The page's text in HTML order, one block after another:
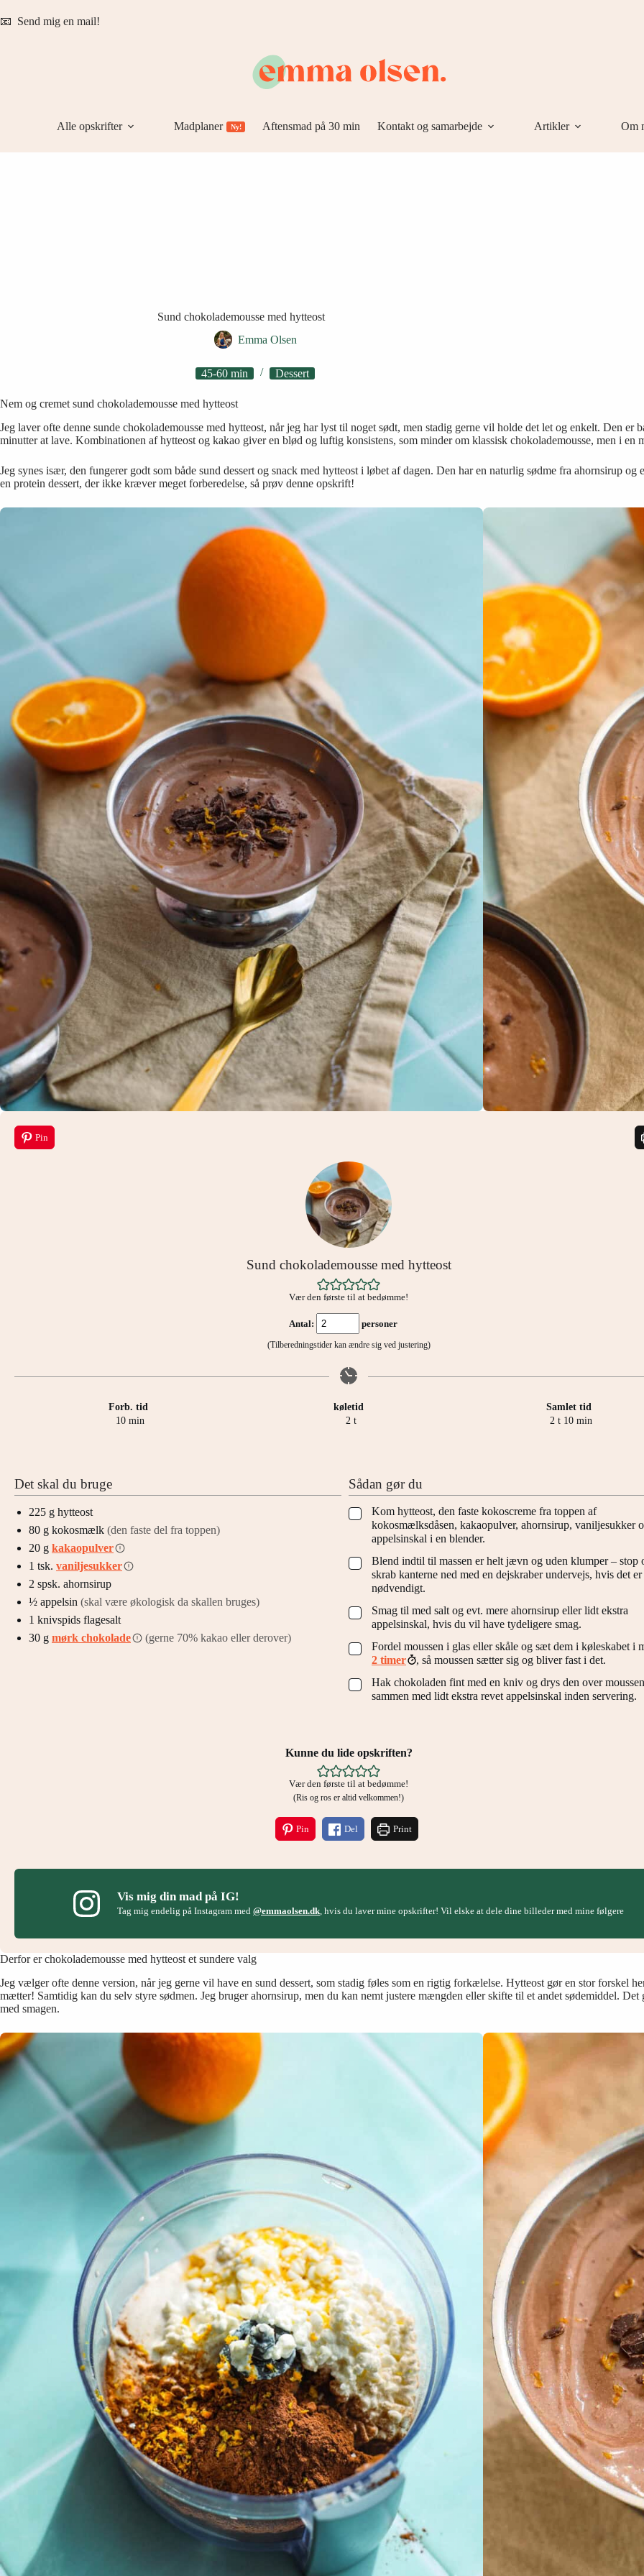
til
📧 Send mig en mail!
Alle opskrifter Madplaner Ny! Aftensmad på 30 min Kontakt og samarbejde Artikler Om
Sund chokolademousse med hytteost
Emma Olsen
45-60 min Dessert
Nem og cremet sund chokolademousse med hytteost
Jeg laver ofte denne sunde chokolademousse med hytteost, når jeg har lyst til noget sødt, men stadig gerne vil holde det let og enkelt. Den
minutter at lave. Kombinationen af hytteost og kakao giver en blød og luftig konsistens, som minder om klassisk chokolademousse, men i en
Jeg synes især, den fungerer godt som både sund dessert og snack med hytteost i løbet af dagen. Den har en naturlig sødme fra ahornsirup
en protein dessert, der ikke kræver meget forberedelse, så prøv denne opskrift!
Pin
Sund chokolademousse med hytteost
Vær den første til at bedømme!
Antal: personer
(Tilberedningstider kan ændre sig ved justering)
Forb. tid
10minutter
min
køletid
2timer
t
Samlet tid
2 timer
t 10minutter
min
Det skal du bruge
225 g hytteost
80 g kokosmælk (den faste del fra toppen)
20 g kakaopulver
1 tsk. vaniljesukker
2 spsk. ahornsirup
½ appelsin (skal være økologisk da skallen bruges)
1 knivspids flagesalt
30 g mørk chokolade (gerne 70% kakao eller derover)
Sådan gør du
▢
Kom hytteost, den faste kokoscreme fra toppen af
kokosmælksdåsen, kakaopulver, ahornsirup, vaniljesukker
appelsinskal i en blender.
▢
Blend indtil til massen er helt jævn og uden klumper – stop
skrab kanterne ned med en dejskraber undervejs, hvis det er
nødvendigt.
▢
Smag til med salt og evt. mere ahornsirup eller lidt ekstra
appelsinskal, hvis du vil have tydeligere smag.
▢
Fordel moussen i glas eller skåle og sæt dem i køleskabet i
2 timer
, så moussen sætter sig og bliver fast i det.
▢
Hak chokoladen fint med en kniv og drys den over moussen
sammen med lidt ekstra revet appelsinskal inden servering.
Kunne du lide opskriften?
Vær den første til at bedømme!
(Ris og ros er altid velkommen!)
Pin Del Print
Vis mig din mad på IG!
Tag mig endelig på Instagram med@emmaolsen.dk, hvis du laver mine opskrifter! Vil elske at dele dine billeder med mine følgere
Derfor er chokolademousse med hytteost et sundere valg
Jeg vælger ofte denne version, når jeg gerne vil have en sund dessert, som stadig føles som en rigtig forkælelse. Hytteost gør en stor forskel
mætter! Samtidig kan du selv styre sødmen. Jeg bruger ahornsirup, men du kan nemt justere mængden eller skifte til et andet sødemiddel.
med smagen.